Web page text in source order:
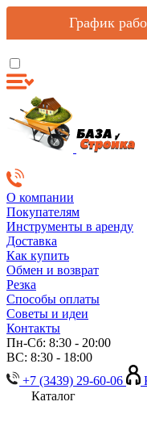
График
О компании
Покупателям
Инструменты в аренду
Доставка
Как купить
Обмен и возврат
Резка
Способы оплаты
Советы и идеи
Контакты
Пн-Сб: 8:30 - 20:00
ВС: 8:30 - 18:00
+7 (3439) 29-60-06
Каталог